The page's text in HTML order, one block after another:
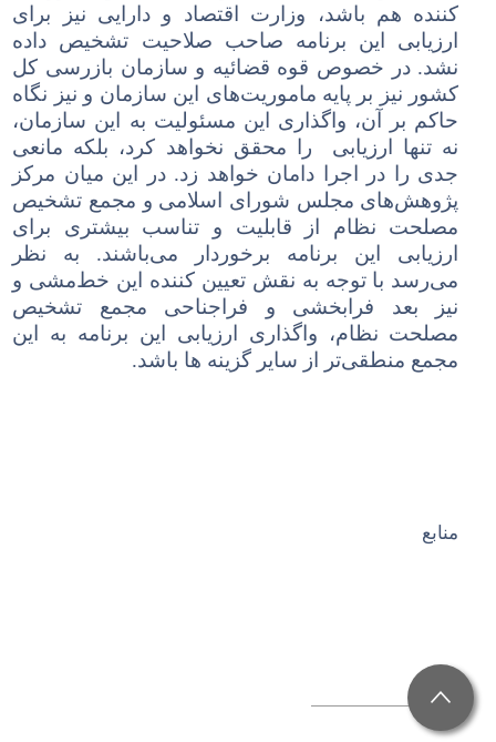
کننده هم باشد، وزارت اقتصاد و دارایی نیز برای
ارزیابی این برنامه صاحب صلاحیت تشخیص داده
نشد. در خصوص قوه قضائیه و سازمان بازرسی کل
کشور نیز بر پایه ماموریتهای این سازمان و نیز نگاه
حاکم بر آن، واگذاری این مسئولیت به این سازمان،
نه تنها ارزیابی را محقق نخواهد کرد، بلکه مانعی
جدی را در اجرا دامان خواهد زد. در این میان مرکز
پژوهشهای مجلس شورای اسلامی و مجمع تشخیص
مصلحت نظام از قابلیت و تناسب بیشتری برای
ارزیابی این برنامه برخوردار میباشند. به نظر
میرسد با توجه به نقش تعیین کننده این خطمشی و
نیز بعد فرابخشی و فراجناحی مجمع تشخیص
مصلحت نظام، واگذاری ارزیابی این برنامه به این
مجمع منطقیتر از سایر گزینه ها باشد.
منابع